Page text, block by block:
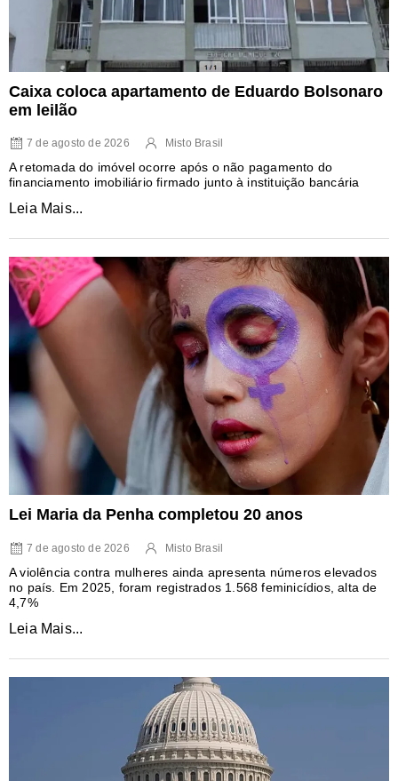
Caixa coloca apartamento de Eduardo Bolsonaro
em leilão
7 de agosto de 2026 Misto Brasil
A retomada do imóvel ocorre após o não pagamento do
financiamento imobiliário firmado junto à instituição bancária
Leia Mais...
Lei Maria da Penha completou 20 anos
7 de agosto de 2026 Misto Brasil
A violência contra mulheres ainda apresenta números elevados
no país. Em 2025, foram registrados 1.568 feminicídios, alta de
4,7%
Leia Mais...